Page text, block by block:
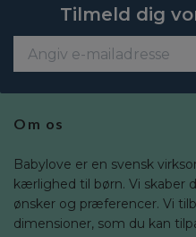
Tilmeld dig
Om os
Babylove er en svensk
kærlighed til børn. Vi skaber
ønsker og præferencer. Vi
dimensioner, som du kan